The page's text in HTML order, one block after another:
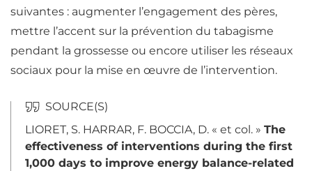
suivantes : augmenter l’engagement des pères,
mettre l’accent sur la prévention du tabagisme
pendant la grossesse ou encore utiliser les réseaux
sociaux pour la mise en œuvre de l’intervention.
LIORET, S. HARRAR, F. BOCCIA, D. « et col. » The
effectiveness of interventions during the first
1,000 days to improve energy balance-related